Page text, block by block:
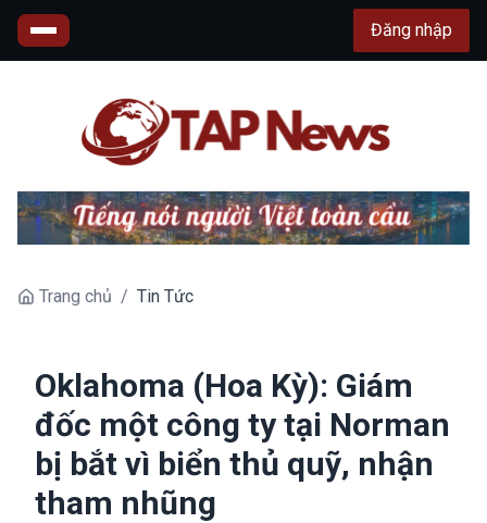
Đăng nhập
Trang chủ / Tin Tức
Oklahoma (Hoa Kỳ): Giám
đốc một công ty tại Norman
bị bắt vì biển thủ quỹ, nhận
tham nhũng